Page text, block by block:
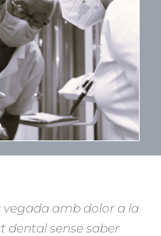
vegada amb dolor a la
dental sense saber